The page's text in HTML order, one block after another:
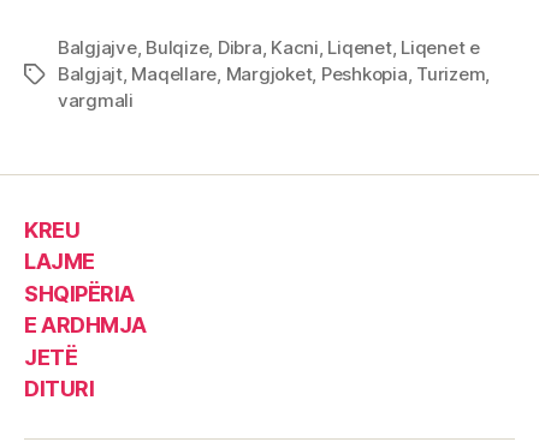
Tags
Balgjajve, Bulqize, Dibra, Kacni, Liqenet, Liqenet e
Balgjajt, Maqellare, Margjoket, Peshkopia, Turizem,
vargmali
KREU
LAJME
SHQIPËRIA
E ARDHMJA
JETË
DITURI